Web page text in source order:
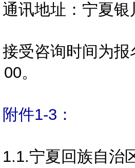
地址：宁夏银
咨询时间为报
。
附件1-3：
宁夏回族自治区